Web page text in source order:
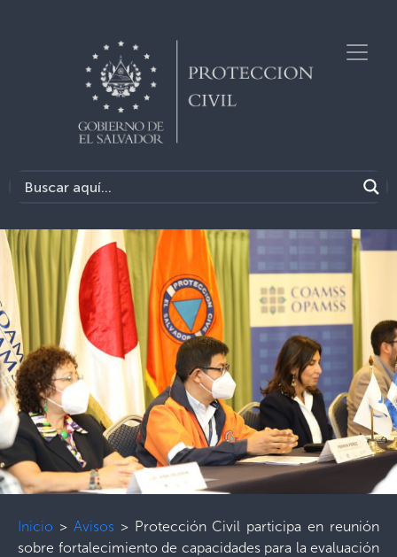
Inicio > Avisos> Protección Civil participa en reunión
sobre fortalecimiento de capacidades para la evaluación